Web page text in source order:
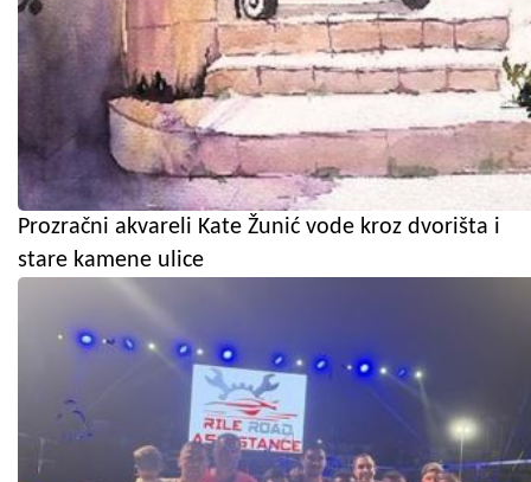
Prozračni akvareli Kate Žunić vode kroz dvorišta i
stare kamene ulice